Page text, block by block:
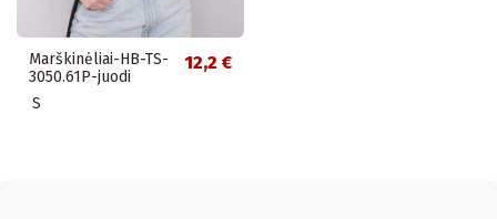
Marškinėliai-HB-TS-
3050.61P-juodi
12,2 €
S